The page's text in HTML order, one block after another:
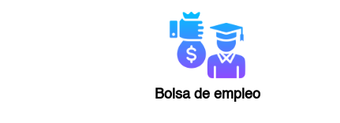
Bolsa de empleo